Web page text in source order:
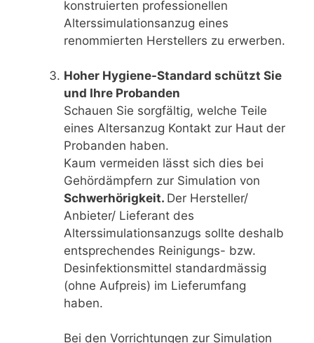
konstruierten professionellen
Alterssimulationsanzug eines
renommierten Herstellers zu erwerben.
Hoher Hygiene-Standard schützt Sie
und Ihre Probanden
Schauen Sie sorgfältig, welche Teile
eines Altersanzug Kontakt zur Haut der
Probanden haben.
Kaum vermeiden lässt sich dies bei
Gehördämpfern zur Simulation von
Schwerhörigkeit. Der Hersteller/
Anbieter/ Lieferant des
Alterssimulationsanzugs sollte deshalb
entsprechendes Reinigungs- bzw.
Desinfektionsmittel standardmässig
(ohne Aufpreis) im Lieferumfang
haben.
Bei den Vorrichtungen zur Simulation